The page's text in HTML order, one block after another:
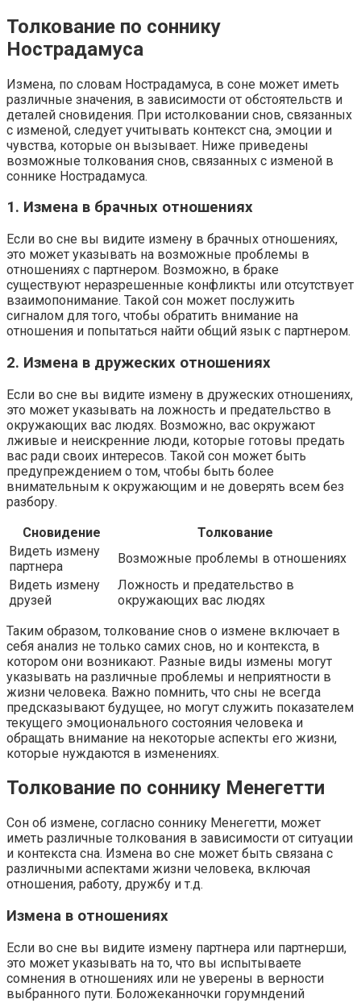
Толкование по соннику
Нострадамуса
Измена, по словам Нострадамуса, в соне может иметь
различные значения, в зависимости от обстоятельств и
деталей сновидения. При истолковании снов, связанных
с изменой, следует учитывать контекст сна, эмоции и
чувства, которые он вызывает. Ниже приведены
возможные толкования снов, связанных с изменой в
соннике Нострадамуса.
1. Измена в брачных отношениях
Если во сне вы видите измену в брачных отношениях,
это может указывать на возможные проблемы в
отношениях с партнером. Возможно, в браке
существуют неразрешенные конфликты или отсутствует
взаимопонимание. Такой сон может послужить
сигналом для того, чтобы обратить внимание на
отношения и попытаться найти общий язык с партнером.
2. Измена в дружеских отношениях
Если во сне вы видите измену в дружеских отношениях,
это может указывать на ложность и предательство в
окружающих вас людях. Возможно, вас окружают
лживые и неискренние люди, которые готовы предать
вас ради своих интересов. Такой сон может быть
предупреждением о том, чтобы быть более
внимательным к окружающим и не доверять всем без
разбору.
Сновидение
Толкование
Видеть измену
партнера
Возможные проблемы в отношениях
Видеть измену
друзей
Ложность и предательство в
окружающих вас людях
Таким образом, толкование снов о измене включает в
себя анализ не только самих снов, но и контекста, в
котором они возникают. Разные виды измены могут
указывать на различные проблемы и неприятности в
жизни человека. Важно помнить, что сны не всегда
предсказывают будущее, но могут служить показателем
текущего эмоционального состояния человека и
обращать внимание на некоторые аспекты его жизни,
которые нуждаются в изменениях.
Толкование по соннику Менегетти
Сон об измене, согласно соннику Менегетти, может
иметь различные толкования в зависимости от ситуации
и контекста сна. Измена во сне может быть связана с
различными аспектами жизни человека, включая
отношения, работу, дружбу и т.д.
Измена в отношениях
Если во сне вы видите измену партнера или партнерши,
это может указывать на то, что вы испытываете
сомнения в отношениях или не уверены в верности
выбранного пути. Боложеканночки горумндений